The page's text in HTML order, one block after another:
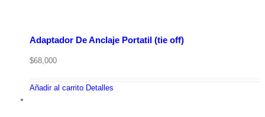
Adaptador De Anclaje Portatil (tie off)
$68,000
Añadir al carrito Detalles